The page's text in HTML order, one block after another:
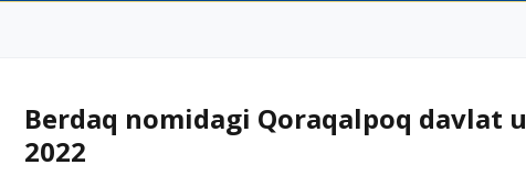
Berdaq nomidagi Qoraqalpoq
2022